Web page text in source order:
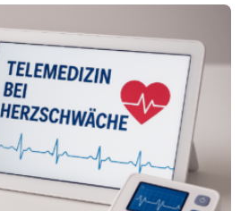
Universität Dresden
Portal sowohl an Patientinnen
an medizinisches
diese Zielgruppen bietet sie
Informationen, um deren
zu steigern. MiHUBx ist